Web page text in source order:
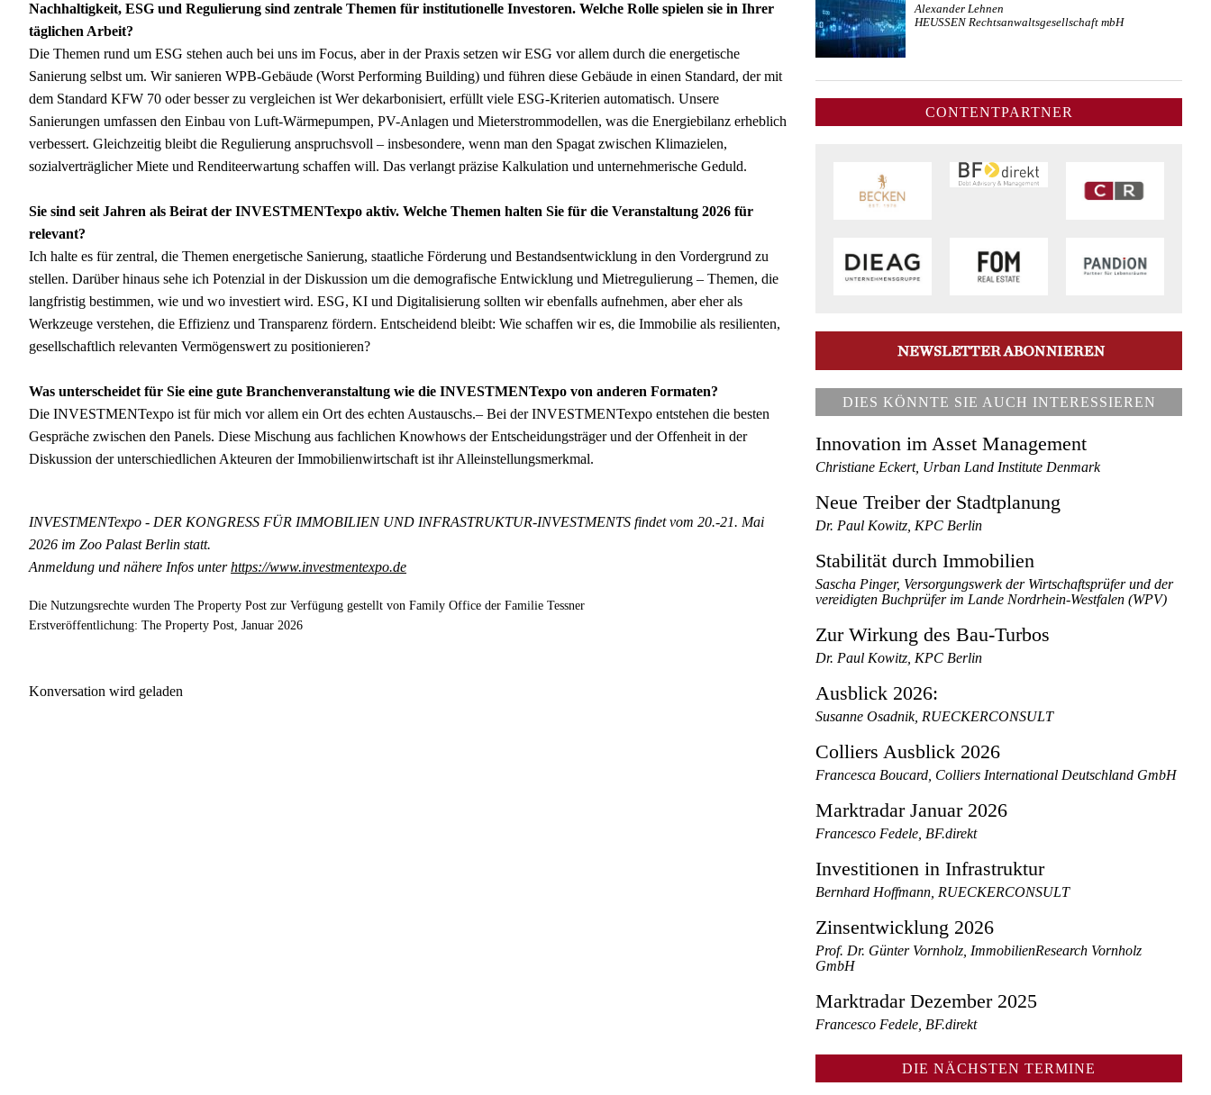
Nachhaltigkeit, ESG und Regulierung sind zentrale Themen für institutionelle Investoren. Welche Rolle spielen sie in Ihrer
täglichen Arbeit?
Die Themen rund um ESG stehen auch bei uns im Focus, aber in der Praxis setzen wir ESG vor allem durch die energetische
Sanierung selbst um. Wir sanieren WPB-Gebäude (Worst Performing Building) und führen diese Gebäude in einen Standard, der mit
dem Standard KFW 70 oder besser zu vergleichen ist Wer dekarbonisiert, erfüllt viele ESG-Kriterien automatisch. Unsere
Sanierungen umfassen den Einbau von Luft-Wärmepumpen, PV-Anlagen und Mieterstrommodellen, was die Energiebilanz erheblich
verbessert. Gleichzeitig bleibt die Regulierung anspruchsvoll – insbesondere, wenn man den Spagat zwischen Klimazielen,
sozialverträglicher Miete und Renditeerwartung schaffen will. Das verlangt präzise Kalkulation und unternehmerische Geduld.
Sie sind seit Jahren als Beirat der INVESTMENTexpo aktiv. Welche Themen halten Sie für die Veranstaltung 2026 für
relevant?
Ich halte es für zentral, die Themen energetische Sanierung, staatliche Förderung und Bestandsentwicklung in den Vordergrund zu
stellen. Darüber hinaus sehe ich Potenzial in der Diskussion um die demografische Entwicklung und Mietregulierung – Themen, die
langfristig bestimmen, wie und wo investiert wird. ESG, KI und Digitalisierung sollten wir ebenfalls aufnehmen, aber eher als
Werkzeuge verstehen, die Effizienz und Transparenz fördern. Entscheidend bleibt: Wie schaffen wir es, die Immobilie als resilienten,
gesellschaftlich relevanten Vermögenswert zu positionieren?
Was unterscheidet für Sie eine gute Branchenveranstaltung wie die INVESTMENTexpo von anderen Formaten?
Die INVESTMENTexpo ist für mich vor allem ein Ort des echten Austauschs.– Bei der INVESTMENTexpo entstehen die besten
Gespräche zwischen den Panels. Diese Mischung aus fachlichen Knowhows der Entscheidungsträger und der Offenheit in der
Diskussion der unterschiedlichen Akteuren der Immobilienwirtschaft ist ihr Alleinstellungsmerkmal.
INVESTMENTexpo - DER KONGRESS FÜR IMMOBILIEN UND INFRASTRUKTUR-INVESTMENTS findet vom 20.-21. Mai
2026 im Zoo Palast Berlin statt.
Anmeldung und nähere Infos unterhttps://www.investmentexpo.de
Die Nutzungsrechte wurden The Property Post zur Verfügung gestellt von Family Office der Familie Tessner
Erstveröffentlichung: The Property Post, Januar 2026
Konversation wird geladen
Alexander Lehnen
HEUSSEN Rechtsanwaltsgesellschaft mbH
CONTENTPARTNER
DIES KÖNNTE SIE AUCH INTERESSIEREN
Innovation im Asset Management
Christiane Eckert, Urban Land Institute Denmark
Neue Treiber der Stadtplanung
Dr. Paul Kowitz, KPC Berlin
Stabilität durch Immobilien
Sascha Pinger, Versorgungswerk der Wirtschaftsprüfer und der
vereidigten Buchprüfer im Lande Nordrhein-Westfalen (WPV)
Zur Wirkung des Bau-Turbos
Dr. Paul Kowitz, KPC Berlin
Ausblick 2026:
Susanne Osadnik, RUECKERCONSULT
Colliers Ausblick 2026
Francesca Boucard, Colliers International Deutschland GmbH
Marktradar Januar 2026
Francesco Fedele, BF.direkt
Investitionen in Infrastruktur
Bernhard Hoffmann, RUECKERCONSULT
Zinsentwicklung 2026
Prof. Dr. Günter Vornholz, ImmobilienResearch Vornholz
GmbH
Marktradar Dezember 2025
Francesco Fedele, BF.direkt
DIE NÄCHSTEN TERMINE